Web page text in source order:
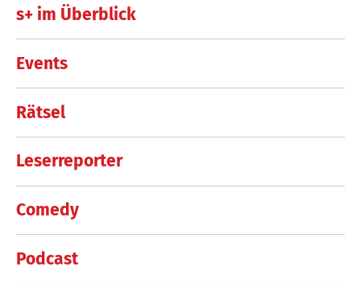
s+ im Überblick
Events
Rätsel
Leserreporter
Comedy
Podcast